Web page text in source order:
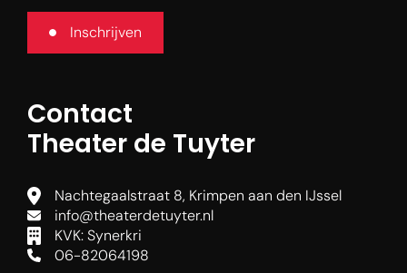
Agenda
Inschrijven
Contact
Theater de Tuyter
Nachtegaalstraat 8, Krimpen aan den IJssel
info@theaterdetuyter.nl
KVK: Synerkri
06-82064198